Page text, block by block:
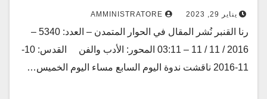
يناير 29, 2023
رنا القنبر نُشر المقال في الحوار المتمدن – العدد: 5340 –
2016 / 11 / 11 – 03:11 المحور: الأدب والفن القدس: 10-
11-2016 ناقشت ندوة اليوم السابع مساء اليوم الخميس…